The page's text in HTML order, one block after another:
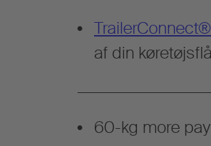
af din
60-kg more